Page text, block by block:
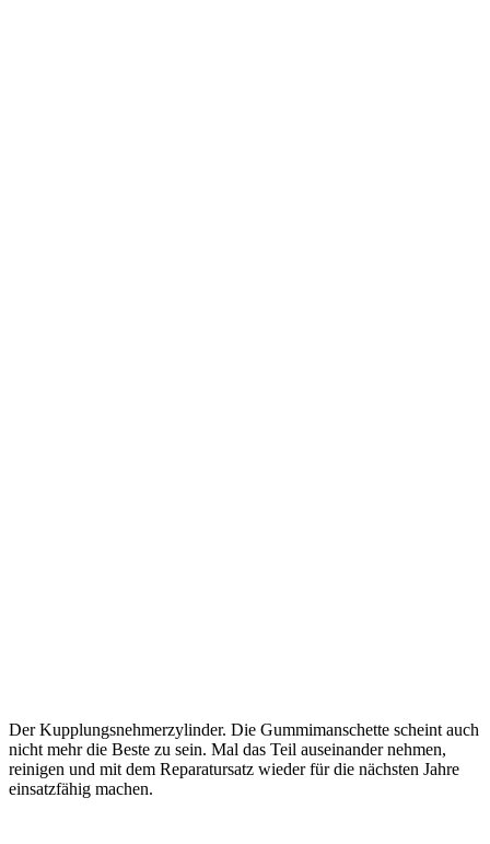
Der Kupplungsnehmerzylinder. Die Gummimanschette scheint auch
nicht mehr die Beste zu sein. Mal das Teil auseinander nehmen,
reinigen und mit dem Reparatursatz wieder für die nächsten Jahre
einsatzfähig machen.